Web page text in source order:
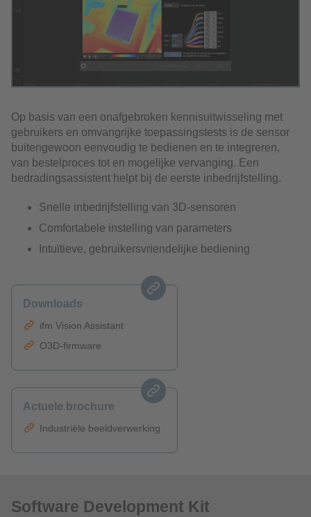
Op basis van een onafgebroken kennisuitwisseling met
gebruikers en omvangrijke toepassingstests is de sensor
buitengewoon eenvoudig te bedienen en te integreren,
van bestelproces tot en mogelijke vervanging. Een
bedradingsassistent helpt bij de eerste inbedrijfstelling.
Snelle inbedrijfstelling van 3D-sensoren
Comfortabele instelling van parameters
Intuïtieve, gebruikersvriendelijke bediening
Downloads
ifm Vision Assistant
O3D-firmware
Actuele brochure
Industriële beeldverwerking
Software Development Kit